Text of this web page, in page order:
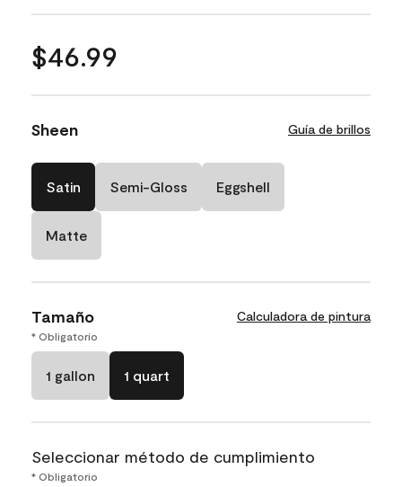
$46.99
Sheen Guía de brillos
Satin Semi-Gloss Eggshell
Matte
Tamaño Calculadora de pintura
* Obligatorio
1 gallon 1 quart
Seleccionar método de cumplimiento
* Obligatorio